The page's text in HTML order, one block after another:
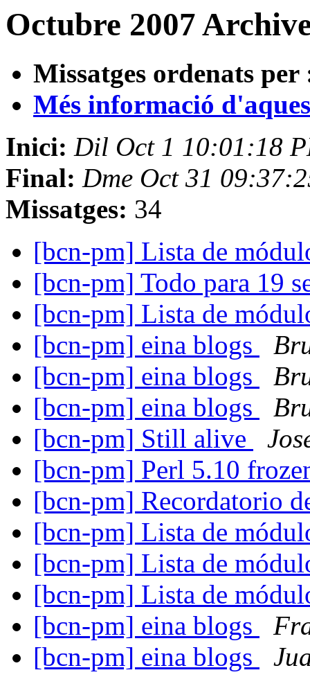
Octubre 2007
Missatges ordenats per
Més informació
Inici: Dil Oct 1 10:01:18
Final: Dme Oct 31
Missatges: 34
[bcn-pm] Lista de
[bcn-pm] Todo para 19
[bcn-pm] Lista de
[bcn-pm] eina blogs
[bcn-pm] eina blogs
[bcn-pm] eina blogs
[bcn-pm] Still alive
[bcn-pm] Perl 5.10
[bcn-pm] Recordatorio
[bcn-pm] Lista de
[bcn-pm] Lista de
[bcn-pm] Lista de
[bcn-pm] eina blogs
[bcn-pm] eina blogs